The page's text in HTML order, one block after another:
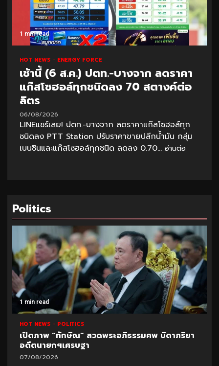
1 min read
HOT NEWS ENERGY FORCE
เช้านี้ (6 ส.ค.) ปตท.-บางจาก ลดราคา
แก๊สโซฮอล์ทุกชนิดลง 70 สตางค์ต่อ
ลิตร
06/08/2026
LINEแชร์เลย! ปตท.-บางจาก ลดราคาแก๊สโซฮอล์ทุก
ชนิดลง PTT Station ปรับราคาขายปลีกน้ำมัน กลุ่ม
เบนซินและแก๊สโซฮอล์ทุกชนิด ลดลง 0.70... อ่านต่อ
Politics
1 min read
HOT NEWS POLITICS
เปิดภาพ “ทักษิณ” สวดพระอภิธรรมศพ บิดาภริยา
อดีตนายกฯเศรษฐา
07/08/2026